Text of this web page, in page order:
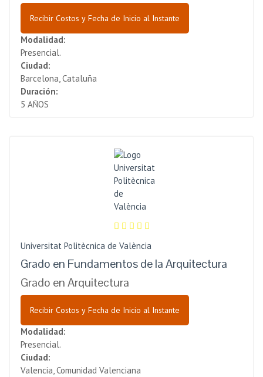
Recibir Costos y Fecha de Inicio al Instante
Modalidad:
Presencial.
Ciudad:
Barcelona, Cataluña
Duración:
5 AÑOS
Universitat Politècnica de València
Grado en Fundamentos de la Arquitectura
Grado en Arquitectura
Recibir Costos y Fecha de Inicio al Instante
Modalidad:
Presencial.
Ciudad:
Valencia, Comunidad Valenciana